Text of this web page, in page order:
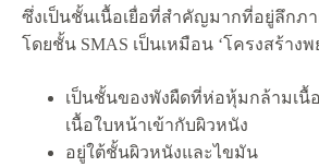
ซึ่งเป็นชั้นเนื้อเยื่อที่สำคัญมากที่อยู่ลึกภา
โดยชั้น SMAS เป็นเหมือน ‘โครงสร้าง
เป็นชั้นของพังผืดที่ห่อหุ้มกล้ามเนื้
เนื้อใบหน้าเข้ากับผิวหนัง
อยู่ใต้ชั้นผิวหนังและไขมัน